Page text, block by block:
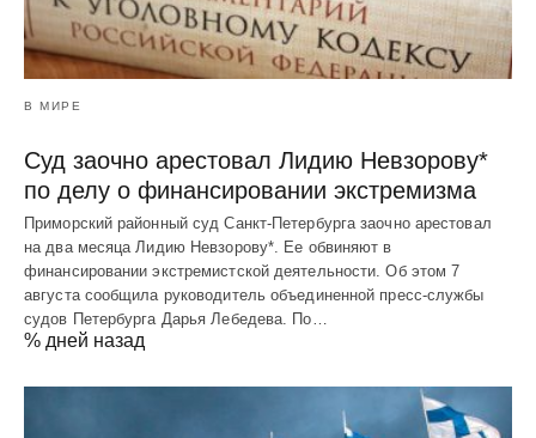
В МИРЕ
Суд заочно арестовал Лидию Невзорову*
по делу о финансировании экстремизма
Приморский районный суд Санкт-Петербурга заочно арестовал
на два месяца Лидию Невзорову*. Ее обвиняют в
финансировании экстремистской деятельности. Об этом 7
августа сообщила руководитель объединенной пресс-службы
судов Петербурга Дарья Лебедева. По…
% дней назад